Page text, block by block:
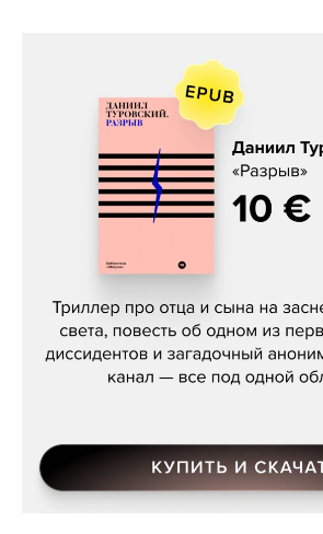
Даниил Туровский,